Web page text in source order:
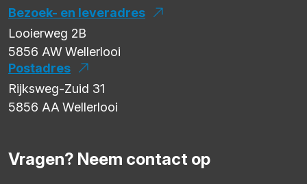
Bezoek- en leveradres
Looierweg 2B
5856 AW Wellerlooi
Postadres
Rijksweg-Zuid 31
5856 AA Wellerlooi
Vragen? Neem contact op